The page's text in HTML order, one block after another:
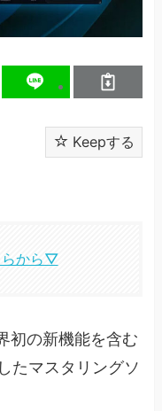
Keepする
らから▽
初の新機能を含む
たマスタリングソ